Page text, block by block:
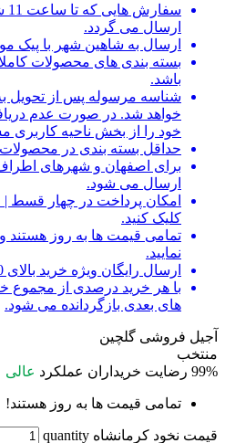
ارسال می گردد.
ارسال به شاهین شهر با پیک
بسته بندی های محصولات
باشد.
شناسه مرسوله پس از تحویل
خواهد شد. در صورت عدم
خود را از بخش ناحیه کاربری
حداقل بسته بندی در محصولات وزنی، 200
برای اصفهان و شهرهای
ارسال می شود.
امکان پرداخت در چهار قسط |
کلیک کنید.
تمامی قیمت ها به روز هستند و
نمایید.
ارسال رایگان ویژه خرید بالای 2,500,000 تومان می باشد
با هر خرید درصدی از مجموع
های بعدی بازگردانده می شود.
آجیل فروشی گلچین
منتخب
99% رضایت خریداران عملکرد عالی
تمامی قیمت ها به روز هستند!
قیمت نخود کرمانشاه quantity